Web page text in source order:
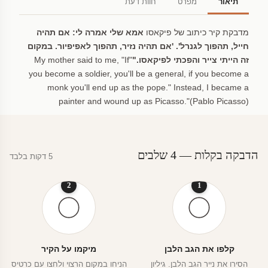
מדבקת קיר כיתוב של פיקאסו אמא שלי אמרה לי: אם תהיה
חייל, תהפוך לגנרל'. 'אם תהיה נזיר, תהפוך לאפיפיור. במקום
זה הייתי צייר והפכתי לפיקאסו." "My mother said to me, "If
you become a soldier, you'll be a general, if you become a
monk you'll end up as the pope." Instead, I became a
painter and wound up as Picasso."(Pablo Picasso)
הדבקה בקלות — 4 שלבים 5 דקות בלבד
1
קלפו את הגב הלבן
הסירו את נייר הגב הלבן. גיליון
2
מיקמו על הקיר
הניחו במקום הרצוי ולחצו עם כרטיס